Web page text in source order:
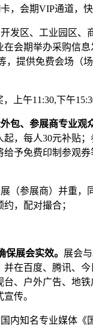
，会期VIP通道，快
发区、工业园区、
在会期举办采购信
，提供免费会场（
，上午11:30,下午
包、参展商专业观
起，每人30元补贴
给予免费印制参观
（参展商）并重，
，配对撮合；
保展会实效。 展会
并在百度、腾讯、
台、户外广告、地
传。
国内知名专业媒体《